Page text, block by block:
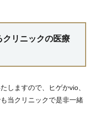
リニックの医療
しますので、ヒゲかvio、
当クリニックで是非一緒